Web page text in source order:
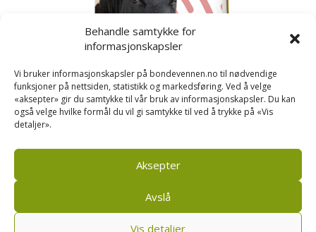
Behandle samtykke for
informasjonskapsler
Vi bruker informasjonskapsler på bondevennen.no til nødvendige
funksjoner på nettsiden, statistikk og markedsføring. Ved å velge
«aksepter» gir du samtykke til vår bruk av informasjonskapsler. Du kan
også velge hvilke formål du vil gi samtykke til ved å trykke på «Vis
detaljer».
Aksepter
Avslå
Vis detaljer
Kusignal